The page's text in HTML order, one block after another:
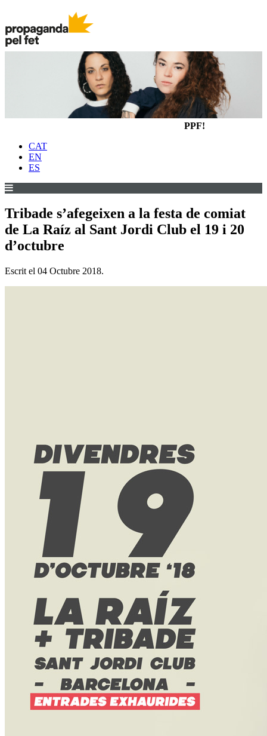
PPF!
CAT
EN
ES
Tribade s’afegeixen a la festa de comiat
de La Raíz al Sant Jordi Club el 19 i 20
d’octubre
Escrit el 04 Octubre 2018.